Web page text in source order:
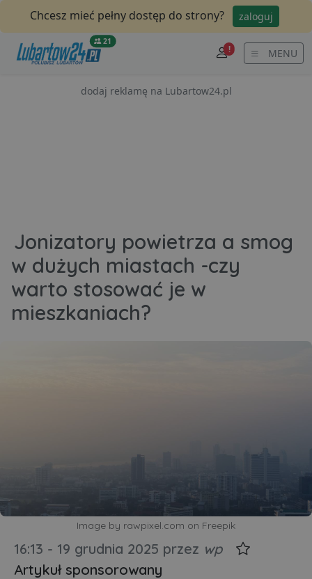
Chcesz mieć pełny dostęp do strony? zaloguj
21
! MENU
dodaj reklamę na Lubartow24.pl
Jonizatory powietrza a smog
w dużych miastach -czy
warto stosować je w
mieszkaniach?
Image by rawpixel.com on Freepik
16:13 - 19 grudnia 2025 przez wp
Artykuł sponsorowany